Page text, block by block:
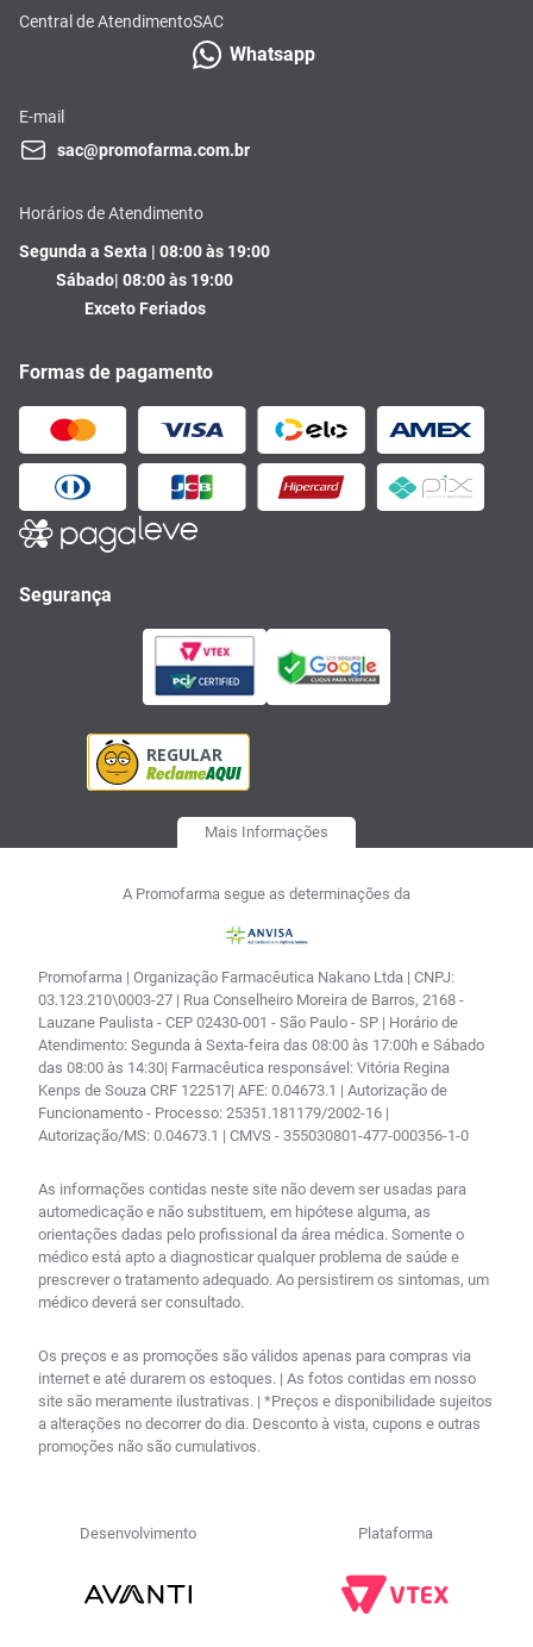
Central de AtendimentoSAC
Whatsapp
E-mail
sac@promofarma.com.br
Horários de Atendimento
Segunda a Sexta | 08:00 às 19:00
Sábado| 08:00 às 19:00
Exceto Feriados
Formas de pagamento
Segurança
Mais Informações
A Promofarma segue as determinações da
Promofarma | Organização Farmacêutica Nakano Ltda | CNPJ:
03.123.210\0003-27 | Rua Conselheiro Moreira de Barros, 2168 -
Lauzane Paulista - CEP 02430-001 - São Paulo - SP | Horário de
Atendimento: Segunda à Sexta-feira das 08:00 às 17:00h e Sábado
das 08:00 às 14:30| Farmacêutica responsável: Vitória Regina
Kenps de Souza CRF 122517| AFE: 0.04673.1 | Autorização de
Funcionamento - Processo: 25351.181179/2002-16 |
Autorização/MS: 0.04673.1 | CMVS - 355030801-477-000356-1-0
As informações contidas neste site não devem ser usadas para
automedicação e não substituem, em hipótese alguma, as
orientações dadas pelo profissional da área médica. Somente o
médico está apto a diagnosticar qualquer problema de saúde e
prescrever o tratamento adequado. Ao persistirem os sintomas, um
médico deverá ser consultado.
Os preços e as promoções são válidos apenas para compras via
internet e até durarem os estoques. | As fotos contidas em nosso
site são meramente ilustrativas. | *Preços e disponibilidade sujeitos
a alterações no decorrer do dia. Desconto à vista, cupons e outras
promoções não são cumulativos.
Desenvolvimento Plataforma